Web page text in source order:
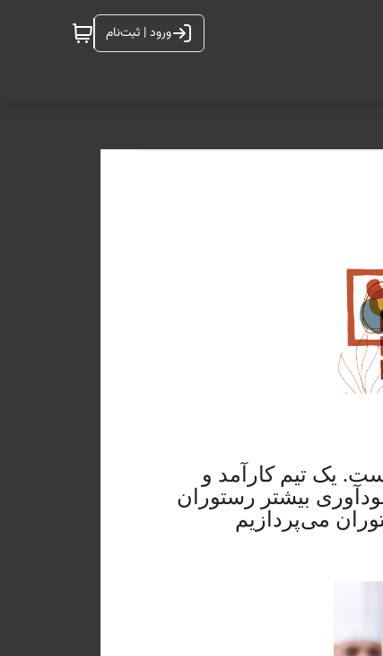
ورود | ثبت‌نام
یک تیم کارآمد و
بیشتر رستوران
می‌پردازیم